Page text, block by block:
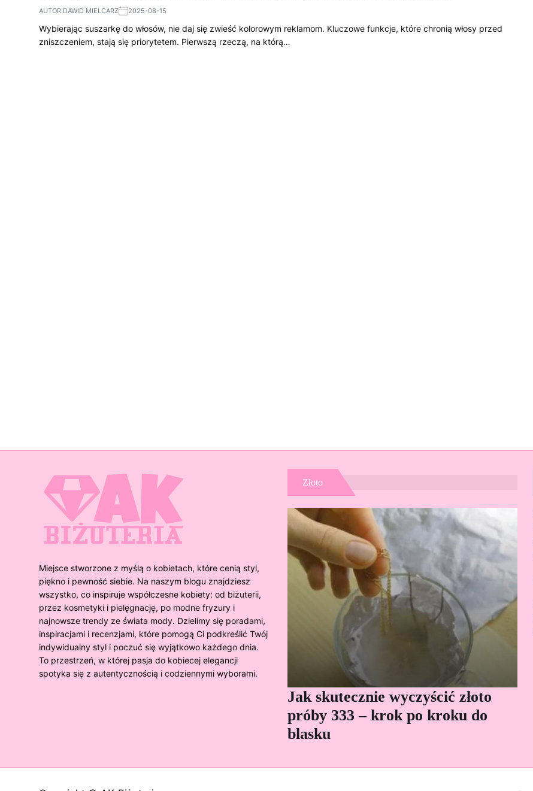
AUTOR:DAWID MIELCARZ 2025-08-15
Wybierając suszarkę do włosów, nie daj się zwieść kolorowym reklamom. Kluczowe funkcje, które chronią włosy przed
zniszczeniem, stają się priorytetem. Pierwszą rzeczą, na którą…
Miejsce stworzone z myślą o kobietach, które cenią styl,
piękno i pewność siebie. Na naszym blogu znajdziesz
wszystko, co inspiruje współczesne kobiety: od biżuterii,
przez kosmetyki i pielęgnację, po modne fryzury i
najnowsze trendy ze świata mody. Dzielimy się poradami,
inspiracjami i recenzjami, które pomogą Ci podkreślić Twój
indywidualny styl i poczuć się wyjątkowo każdego dnia.
To przestrzeń, w której pasja do kobiecej elegancji
spotyka się z autentycznością i codziennymi wyborami.
Złoto
Jak skutecznie wyczyścić złoto
próby 333 – krok po kroku do
blasku